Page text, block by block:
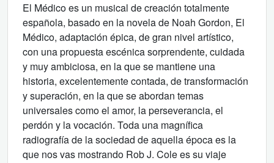
El Médico es un musical de creación totalmente
española, basado en la novela de Noah Gordon, El
Médico, adaptación épica, de gran nivel artístico,
con una propuesta escénica sorprendente, cuidada
y muy ambiciosa, en la que se mantiene una
historia, excelentemente contada, de transformación
y superación, en la que se abordan temas
universales como el amor, la perseverancia, el
perdón y la vocación. Toda una magnífica
radiografía de la sociedad de aquella época es la
que nos vas mostrando Rob J. Cole es su viaje